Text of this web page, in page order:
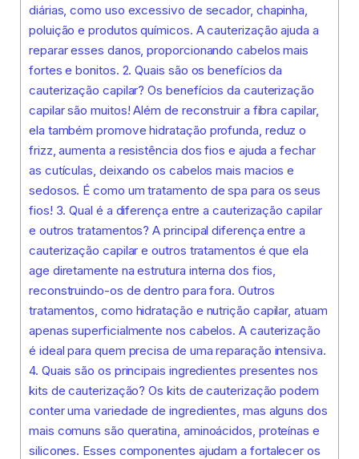
diárias, como uso excessivo de secador, chapinha,
poluição e produtos químicos. A cauterização ajuda a
reparar esses danos, proporcionando cabelos mais
fortes e bonitos. 2. Quais são os benefícios da
cauterização capilar? Os benefícios da cauterização
capilar são muitos! Além de reconstruir a fibra capilar,
ela também promove hidratação profunda, reduz o
frizz, aumenta a resistência dos fios e ajuda a fechar
as cutículas, deixando os cabelos mais macios e
sedosos. É como um tratamento de spa para os seus
fios! 3. Qual é a diferença entre a cauterização capilar
e outros tratamentos? A principal diferença entre a
cauterização capilar e outros tratamentos é que ela
age diretamente na estrutura interna dos fios,
reconstruindo-os de dentro para fora. Outros
tratamentos, como hidratação e nutrição capilar, atuam
apenas superficialmente nos cabelos. A cauterização
é ideal para quem precisa de uma reparação intensiva.
4. Quais são os principais ingredientes presentes nos
kits de cauterização? Os kits de cauterização podem
conter uma variedade de ingredientes, mas alguns dos
mais comuns são queratina, aminoácidos, proteínas e
silicones. Esses componentes ajudam a fortalecer os